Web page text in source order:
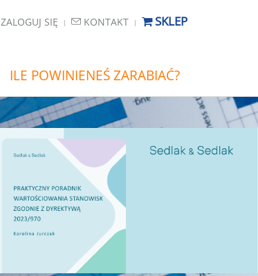
ZALOGUJ SIĘ KONTAKT SKLEP
ILE POWINIENEŚ ZARABIAĆ?